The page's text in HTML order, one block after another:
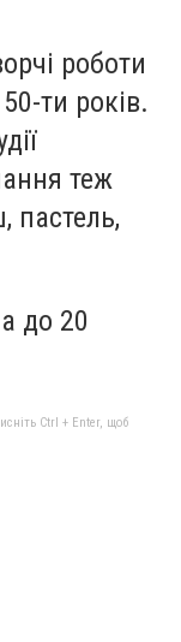
роботи
ти років.
теж
пастель,
до 20
Ctrl + Enter, щоб